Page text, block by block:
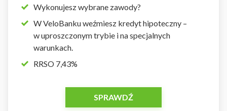
Wykonujesz wybrane zawody?
W VeloBanku weźmiesz kredyt hipoteczny –
w uproszczonym trybie i na specjalnych
warunkach.
RRSO 7,43%
SPRAWDŹ